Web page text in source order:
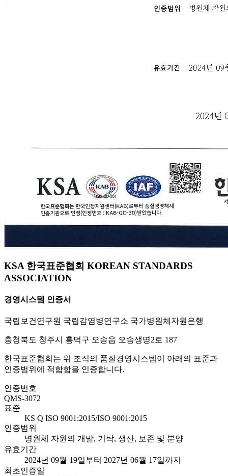
KSA 한국표준협회 KOREAN STANDARDS
ASSOCIATION
경영시스템 인증서
국립보건연구원 국립감염병연구소 국가병원체자원은행
충청북도 청주시 흥덕구 오송읍 오송생명2로 187
한국표준협회는 위 조직의 품질경영시스템이 아래의 표준과
인증범위에 적합함을 인증합니다.
인증번호
QMS-3072
표준
KS Q ISO 9001:2015/ISO 9001:2015
인증범위
병원체 자원의 개발, 기탁, 생산, 보존 및 분양
유효기간
2024년 09월 19일부터 2027년 06월 17일까지
최초인증일